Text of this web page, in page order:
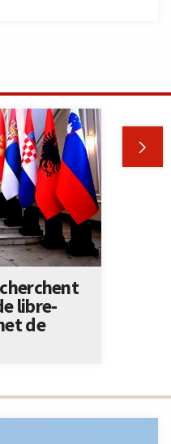

libre-
de